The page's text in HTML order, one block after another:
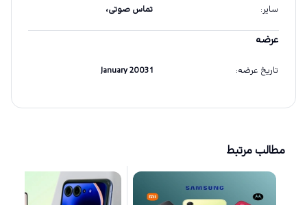
سایر: تماس صوتی،
عرضه
تاریخ عرضه:
1 January 2003
مطالب مرتبط